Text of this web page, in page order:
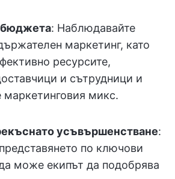
бюджета: Наблюдавайте
маркетинг, като
ресурсите,
и сътрудници и
микс.
усъвършенстване:
по ключови
може екипът да подобрява